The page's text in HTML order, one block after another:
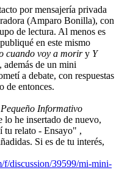
por mensajería privada
(Amparo Bonilla), con
de lectura. Al menos es
en este mismo
cuando voy a moriry Y
además de un mini
a debate, con respuestas
de entonces.
Pequeño Informativo
lo he insertado de nuevo,
tu relato - Ensayo" ,
Si es de tu interés,
f/discussion/39599/mi-mini-